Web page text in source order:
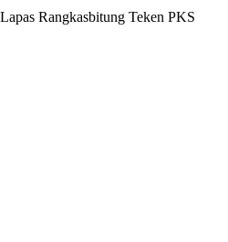
Rangkasbitung Teken PKS